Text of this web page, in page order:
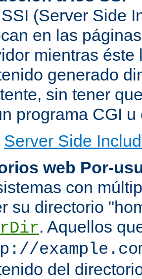
(Server Side
en las
mientras
generado
sin tener
programa CGI
Server Side
web Por-
con
su directorio
. Aquellos
del